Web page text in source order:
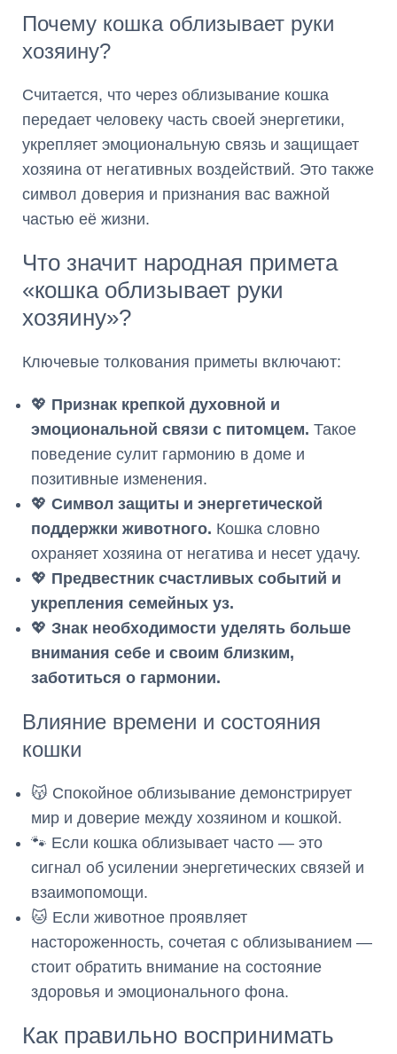
Почему кошка облизывает руки
хозяину?
Считается, что через облизывание кошка
передает человеку часть своей энергетики,
укрепляет эмоциональную связь и защищает
хозяина от негативных воздействий. Это также
символ доверия и признания вас важной
частью её жизни.
Что значит народная примета
«кошка облизывает руки
хозяину»?
Ключевые толкования приметы включают:
💖 Признак крепкой духовной и
эмоциональной связи с питомцем. Такое
поведение сулит гармонию в доме и
позитивные изменения.
💖 Символ защиты и энергетической
поддержки животного. Кошка словно
охраняет хозяина от негатива и несет удачу.
💖 Предвестник счастливых событий и
укрепления семейных уз.
💖 Знак необходимости уделять больше
внимания себе и своим близким,
заботиться о гармонии.
Влияние времени и состояния
кошки
😽 Спокойное облизывание демонстрирует
мир и доверие между хозяином и кошкой.
🐾 Если кошка облизывает часто — это
сигнал об усилении энергетических связей и
взаимопомощи.
🐱 Если животное проявляет
настороженность, сочетая с облизыванием —
стоит обратить внимание на состояние
здоровья и эмоционального фона.
Как правильно воспринимать